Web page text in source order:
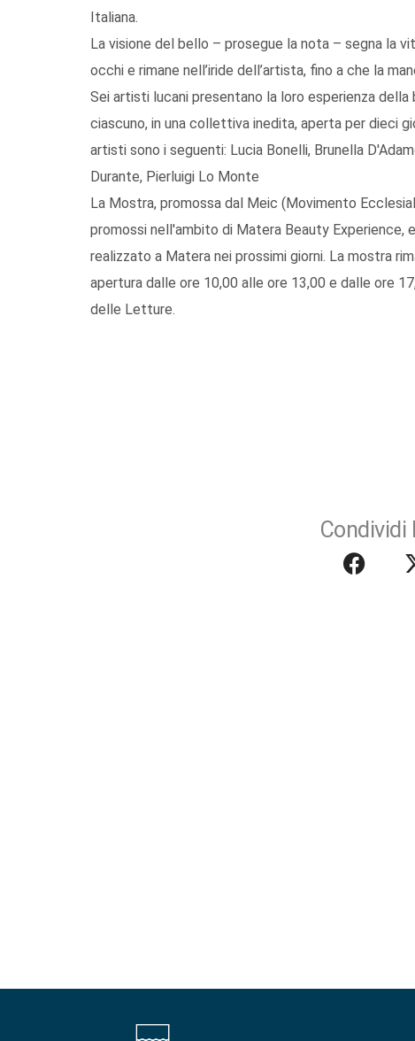
Italiana.
La visione del bello – prosegue la nota – segna la
occhi e rimane nell’iride dell’artista, fino a che la
Sei artisti lucani presentano la loro esperienza
ciascuno, in una collettiva inedita, aperta per dieci
artisti sono i seguenti: Lucia Bonelli, Brunella
Durante, Pierluigi Lo Monte
La Mostra, promossa dal Meic (Movimento
promossi nell'ambito di Matera Beauty Experience,
realizzato a Matera nei prossimi giorni. La mostra
apertura dalle ore 10,00 alle ore 13,00 e dalle ore
delle Letture.
Condividi